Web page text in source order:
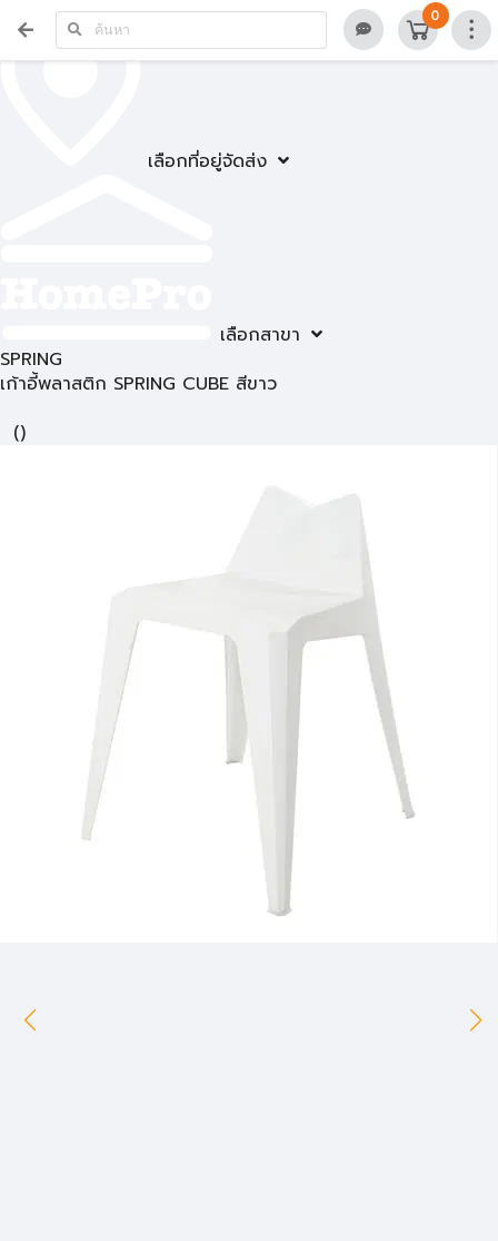
เลือกที่อยู่จัดส่ง
เลือกสาขา
0
SPRING
เก้าอี้พลาสติก SPRING CUBE สีขาว
()